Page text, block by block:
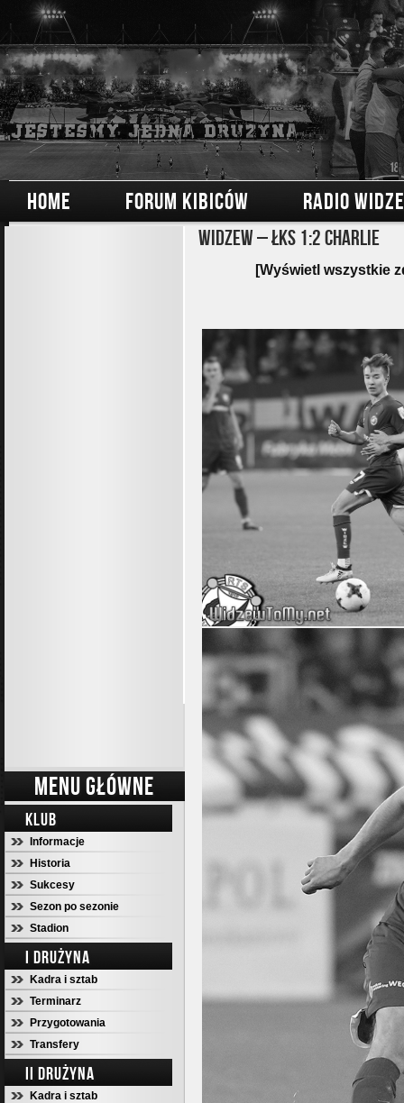
HOME FORUM KIBICÓW RADIO
MENU GŁÓWNE
KLUB
Informacje
Historia
Sukcesy
Sezon po sezonie
Stadion
I DRUŻYNA
Kadra i sztab
Terminarz
Przygotowania
Transfery
II DRUŻYNA
Kadra i sztab
Widzew – ŁKS 1:2 Charlie
[Wyświetl wszystkie